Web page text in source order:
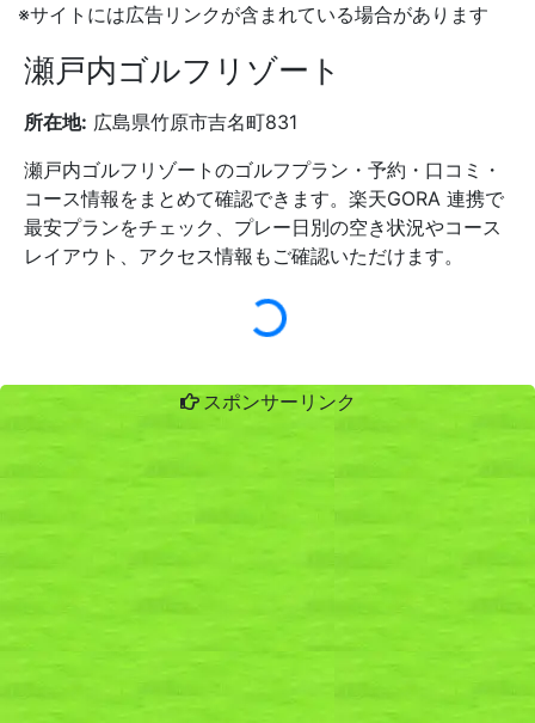
※サイトには広告リンクが含まれている場合があります
瀬戸内ゴルフリゾート
所在地: 広島県竹原市吉名町831
瀬戸内ゴルフリゾートのゴルフプラン・予約・口コミ・
コース情報をまとめて確認できます。楽天GORA 連携で
最安プランをチェック、プレー日別の空き状況やコース
レイアウト、アクセス情報もご確認いただけます。
スポンサーリンク